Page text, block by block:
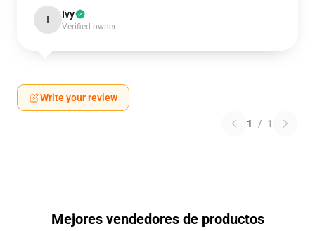
I Ivy
Verified owner
Write your review
1 / 1
Mejores vendedores de productos